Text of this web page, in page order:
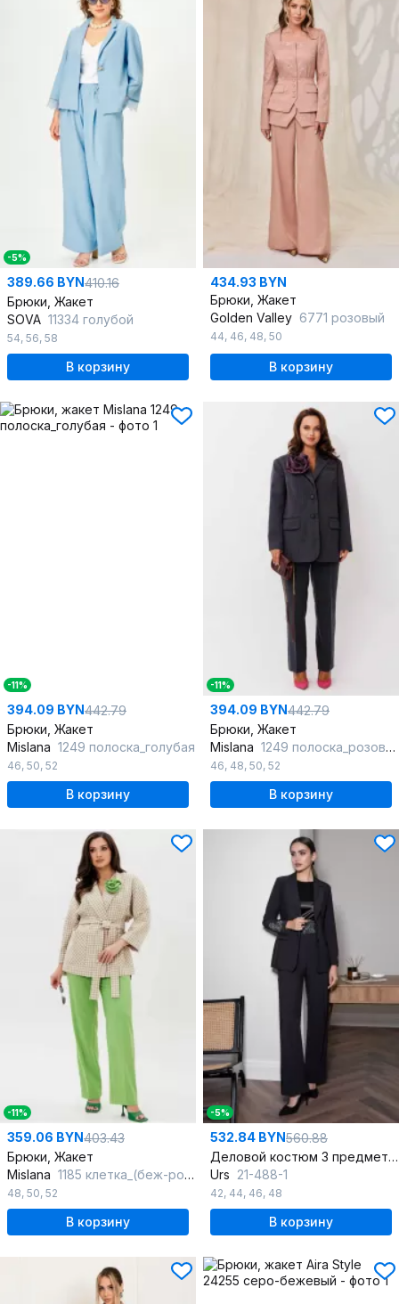
-5%
389.66 BYN410.16
Брюки, Жакет
SOVA 11334 голубой
54, 56, 58
В корзину
434.93 BYN
Брюки, Жакет
Golden Valley 6771 розовый
44, 46, 48, 50
В корзину
-11%
394.09 BYN442.79
Брюки, Жакет
Mislana 1249 полоска_голубая
46, 50, 52
В корзину
-11%
394.09 BYN442.79
Брюки, Жакет
Mislana 1249 полоска_розовая
46, 48, 50, 52
В корзину
-11%
359.06 BYN403.43
Брюки, Жакет
Mislana 1185 клетка_(беж-розовый-зеленый)/зеленый
48, 50, 52
В корзину
-5%
532.84 BYN560.88
Деловой костюм 3 предмета с вышивкой и на пуговицах
Urs 21-488-1
42, 44, 46, 48
В корзину